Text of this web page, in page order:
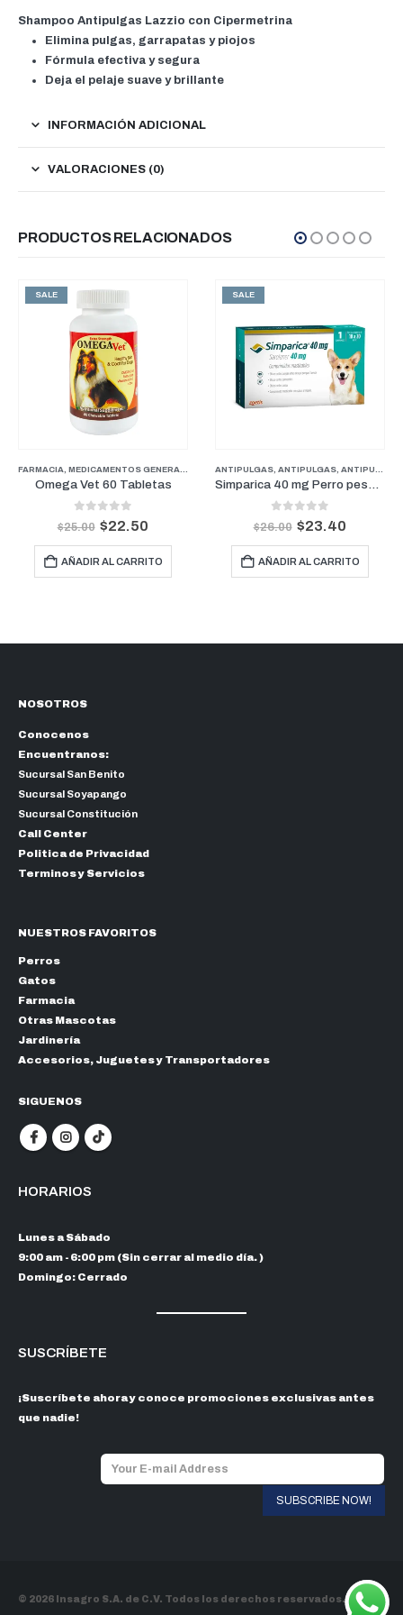
Shampoo Antipulgas Lazzio con Cipermetrina
Elimina pulgas, garrapatas y piojos
Fórmula efectiva y segura
Deja el pelaje suave y brillante
INFORMACIÓN ADICIONAL
VALORACIONES (0)
PRODUCTOS RELACIONADOS
,PROMOCIONES
SALE
FARMACIA MEDICAMENTOS GENERALES PERROS,SUPLEMENTOS Y VITAMINAS
Omega Vet 60 Tabletas
out of 5
$25.00 $22.50
AÑADIR AL CARRITO
SALE
ANTIPULGAS ANTIPULGAS ANTIPULGAS PERROS PESOS MEDIANOS
Simparica 40 mg Perro pesos de 10 kg a 20 kg (1 Mes)
out of 5
$26.00 $23.40
AÑADIR AL CARRITO
NOSOTROS
Conocenos
Encuentranos:
Sucursal San Benito
Sucursal Soyapango
Sucursal Constitución
Call Center
Politica de Privacidad
Terminos y Servicios
NUESTROS FAVORITOS
Perros
Gatos
Farmacia
Otras Mascotas
Jardinería
Accesorios, Juguetes y Transportadores
SIGUENOS
HORARIOS
Lunes a Sábado
9:00 am - 6:00 pm (Sin cerrar al medio día. )
Domingo: Cerrado
SUSCRÍBETE
¡Suscríbete ahora y conoce promociones exclusivas antes
que nadie!
© 2026 Insagro S.A. de C.V. Todos los derechos reservados.